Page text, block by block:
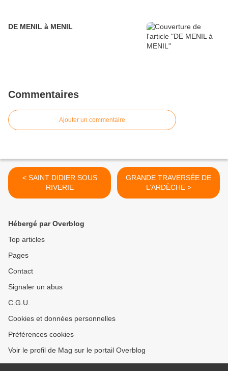
DE MENIL à MENIL
Commentaires
Ajouter un commentaire
< SAINT DIDIER SOUS
RIVERIE
GRANDE TRAVERSÉE DE
L’ARDÈCHE >
Hébergé par Overblog
Top articles
Pages
Contact
Signaler un abus
C.G.U.
Cookies et données personnelles
Préférences cookies
Voir le profil de Mag sur le portail Overblog